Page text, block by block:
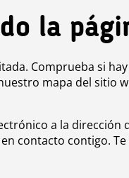
la
Comprueba si hay
mapa del sitio
a la dirección
contacto contigo. Te